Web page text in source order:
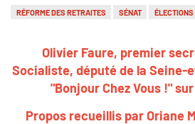
RÉFORME DES RETRAITES SÉNAT
Olivier Faure, premier
Socialiste, député de la Seine-
"Bonjour Chez Vous !"
Propos recueillis par Oriane